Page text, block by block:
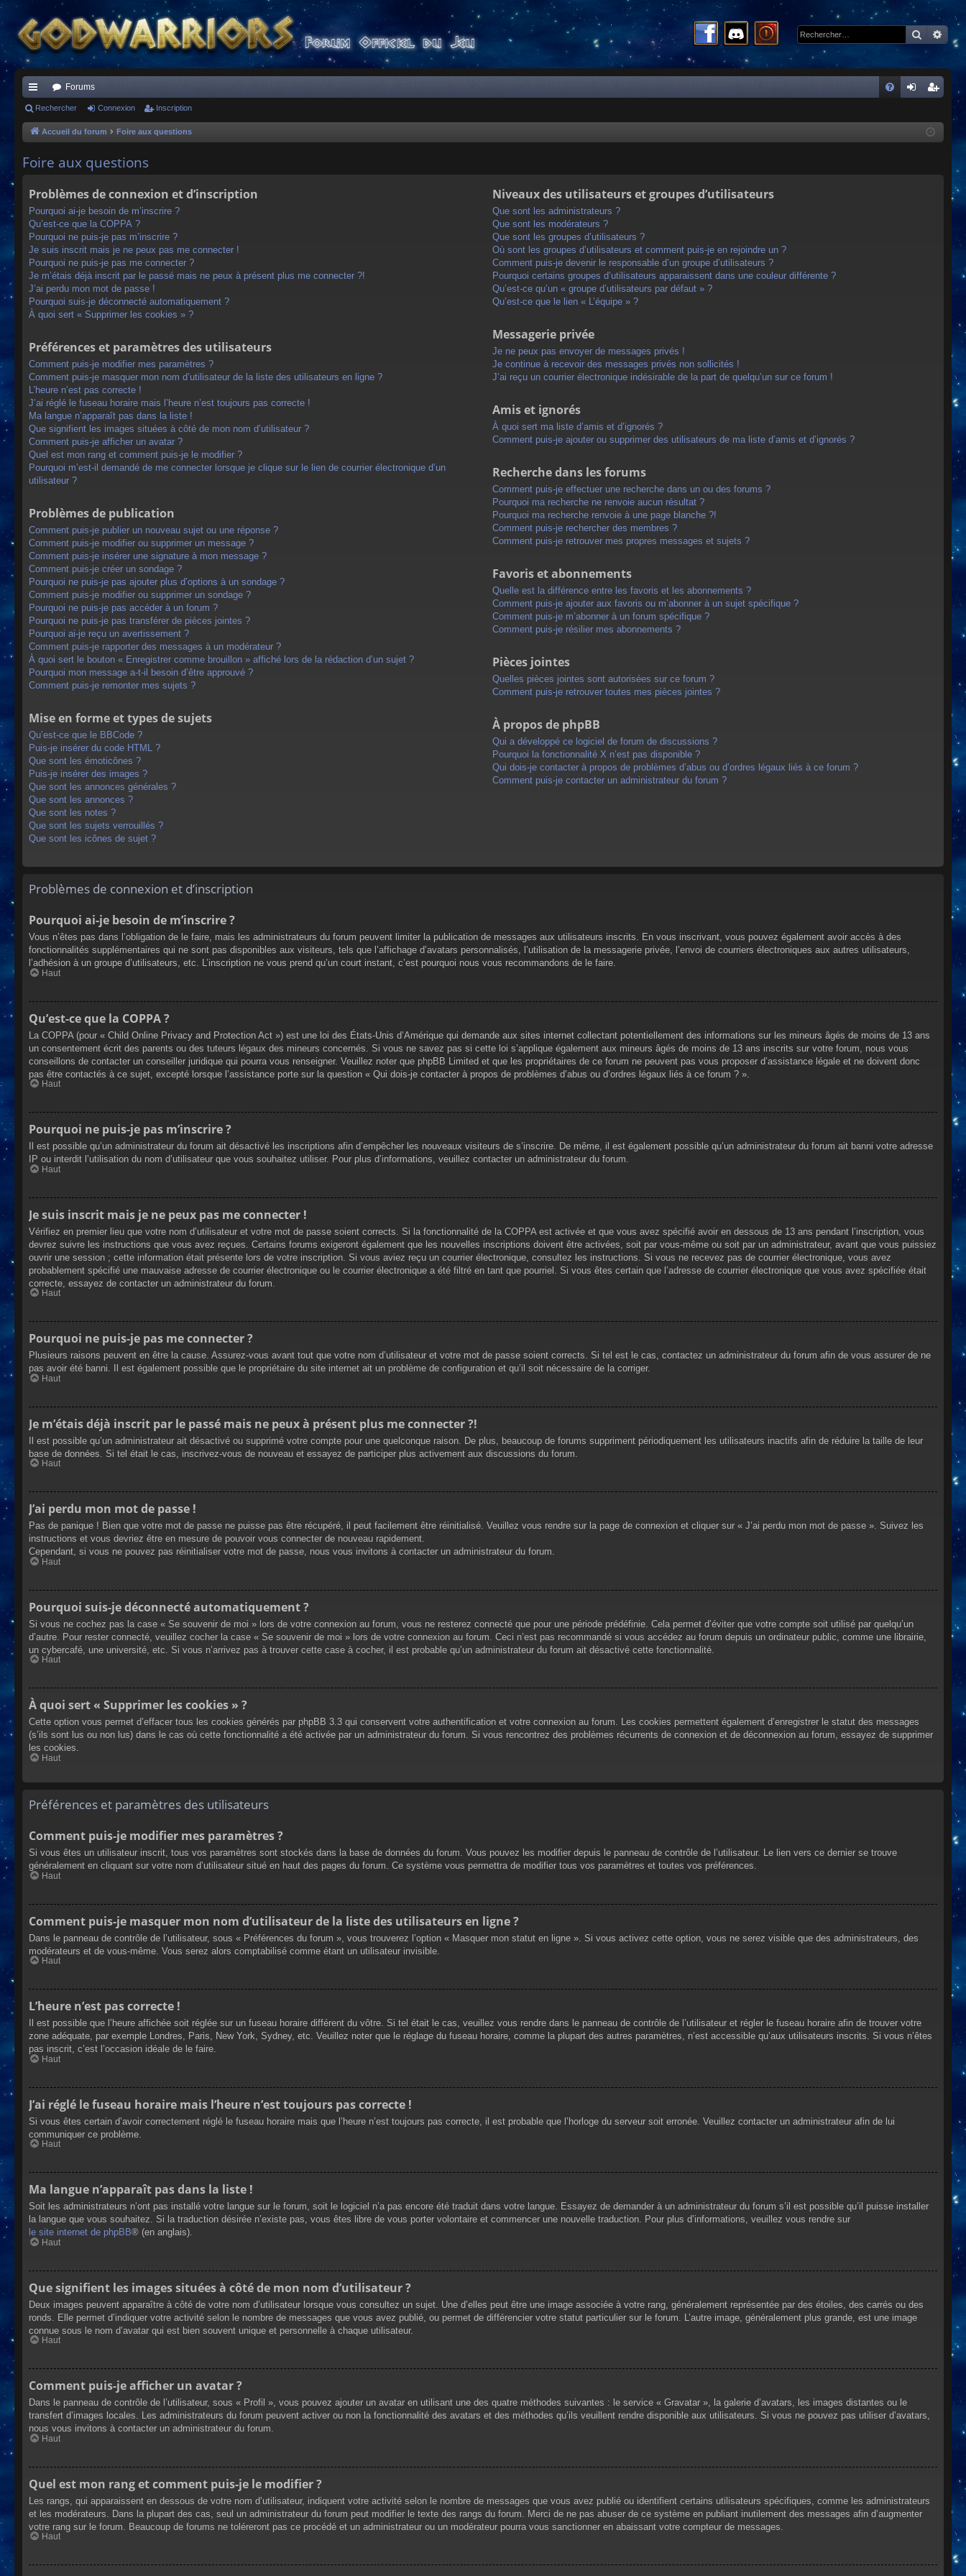
ac
co
s
Forums
cri
Rechercher Connexion Inscription
Accueil du forum Foire aux questions
Foire aux questions
Problèmes de connexion et d’inscription
Pourquoi ai-je besoin de m’inscrire ?
Qu’est-ce que la COPPA ?
Pourquoi ne puis-je pas m’inscrire ?
Je suis inscrit mais je ne peux pas me connecter !
Pourquoi ne puis-je pas me connecter ?
Je m’étais déjà inscrit par le passé mais ne peux à présent plus me connecter ?!
J’ai perdu mon mot de passe !
Pourquoi suis-je déconnecté automatiquement ?
À quoi sert « Supprimer les cookies » ?
Préférences et paramètres des utilisateurs
Comment puis-je modifier mes paramètres ?
Comment puis-je masquer mon nom d’utilisateur de la liste des utilisateurs en ligne ?
L’heure n’est pas correcte !
J’ai réglé le fuseau horaire mais l’heure n’est toujours pas correcte !
Ma langue n’apparaît pas dans la liste !
Que signifient les images situées à côté de mon nom d’utilisateur ?
Comment puis-je afficher un avatar ?
Quel est mon rang et comment puis-je le modifier ?
Pourquoi m’est-il demandé de me connecter lorsque je clique sur le lien de courrier électronique d’un
utilisateur ?
Problèmes de publication
Comment puis-je publier un nouveau sujet ou une réponse ?
Comment puis-je modifier ou supprimer un message ?
Comment puis-je insérer une signature à mon message ?
Comment puis-je créer un sondage ?
Pourquoi ne puis-je pas ajouter plus d’options à un sondage ?
Comment puis-je modifier ou supprimer un sondage ?
Pourquoi ne puis-je pas accéder à un forum ?
Pourquoi ne puis-je pas transférer de pièces jointes ?
Pourquoi ai-je reçu un avertissement ?
Comment puis-je rapporter des messages à un modérateur ?
À quoi sert le bouton « Enregistrer comme brouillon » affiché lors de la rédaction d’un sujet ?
Pourquoi mon message a-t-il besoin d’être approuvé ?
Comment puis-je remonter mes sujets ?
Mise en forme et types de sujets
Qu’est-ce que le BBCode ?
Puis-je insérer du code HTML ?
Que sont les émoticônes ?
Puis-je insérer des images ?
Que sont les annonces générales ?
Que sont les annonces ?
Que sont les notes ?
Que sont les sujets verrouillés ?
Que sont les icônes de sujet ?
Niveaux des utilisateurs et groupes d’utilisateurs
Que sont les administrateurs ?
Que sont les modérateurs ?
Que sont les groupes d’utilisateurs ?
Où sont les groupes d’utilisateurs et comment puis-je en rejoindre un ?
Comment puis-je devenir le responsable d’un groupe d’utilisateurs ?
Pourquoi certains groupes d’utilisateurs apparaissent dans une couleur différente ?
Qu’est-ce qu’un « groupe d’utilisateurs par défaut » ?
Qu’est-ce que le lien « L’équipe » ?
Messagerie privée
Je ne peux pas envoyer de messages privés !
Je continue à recevoir des messages privés non sollicités !
J’ai reçu un courrier électronique indésirable de la part de quelqu’un sur ce forum !
Amis et ignorés
À quoi sert ma liste d’amis et d’ignorés ?
Comment puis-je ajouter ou supprimer des utilisateurs de ma liste d’amis et d’ignorés ?
Recherche dans les forums
Comment puis-je effectuer une recherche dans un ou des forums ?
Pourquoi ma recherche ne renvoie aucun résultat ?
Pourquoi ma recherche renvoie à une page blanche ?!
Comment puis-je rechercher des membres ?
Comment puis-je retrouver mes propres messages et sujets ?
Favoris et abonnements
Quelle est la différence entre les favoris et les abonnements ?
Comment puis-je ajouter aux favoris ou m’abonner à un sujet spécifique ?
Comment puis-je m’abonner à un forum spécifique ?
Comment puis-je résilier mes abonnements ?
Pièces jointes
Quelles pièces jointes sont autorisées sur ce forum ?
Comment puis-je retrouver toutes mes pièces jointes ?
À propos de phpBB
Qui a développé ce logiciel de forum de discussions ?
Pourquoi la fonctionnalité X n’est pas disponible ?
Qui dois-je contacter à propos de problèmes d’abus ou d’ordres légaux liés à ce forum ?
Comment puis-je contacter un administrateur du forum ?
Problèmes de connexion et d’inscription
Pourquoi ai-je besoin de m’inscrire ?
Vous n’êtes pas dans l’obligation de le faire, mais les administrateurs du forum peuvent limiter la publication de messages aux utilisateurs inscrits. En vous inscrivant, vous pouvez également avoir accès à des
fonctionnalités supplémentaires qui ne sont pas disponibles aux visiteurs, tels que l’affichage d’avatars personnalisés, l’utilisation de la messagerie privée, l’envoi de courriers électroniques aux autres utilisateurs,
l’adhésion à un groupe d’utilisateurs, etc. L’inscription ne vous prend qu’un court instant, c’est pourquoi nous vous recommandons de le faire.
Haut
Qu’est-ce que la COPPA ?
La COPPA (pour « Child Online Privacy and Protection Act ») est une loi des États-Unis d’Amérique qui demande aux sites internet collectant potentiellement des informations sur les mineurs âgés de moins de 13 ans
un consentement écrit des parents ou des tuteurs légaux des mineurs concernés. Si vous ne savez pas si cette loi s’applique également aux mineurs âgés de moins de 13 ans inscrits sur votre forum, nous vous
conseillons de contacter un conseiller juridique qui pourra vous renseigner. Veuillez noter que phpBB Limited et que les propriétaires de ce forum ne peuvent pas vous proposer d’assistance légale et ne doivent donc
pas être contactés à ce sujet, excepté lorsque l’assistance porte sur la question « Qui dois-je contacter à propos de problèmes d’abus ou d’ordres légaux liés à ce forum ? ».
Haut
Pourquoi ne puis-je pas m’inscrire ?
Il est possible qu’un administrateur du forum ait désactivé les inscriptions afin d’empêcher les nouveaux visiteurs de s’inscrire. De même, il est également possible qu’un administrateur du forum ait banni votre adresse
IP ou interdit l’utilisation du nom d’utilisateur que vous souhaitez utiliser. Pour plus d’informations, veuillez contacter un administrateur du forum.
Haut
Je suis inscrit mais je ne peux pas me connecter !
Vérifiez en premier lieu que votre nom d’utilisateur et votre mot de passe soient corrects. Si la fonctionnalité de la COPPA est activée et que vous avez spécifié avoir en dessous de 13 ans pendant l’inscription, vous
devrez suivre les instructions que vous avez reçues. Certains forums exigeront également que les nouvelles inscriptions doivent être activées, soit par vous-même ou soit par un administrateur, avant que vous puissiez
ouvrir une session ; cette information était présente lors de votre inscription. Si vous aviez reçu un courrier électronique, consultez les instructions. Si vous ne recevez pas de courrier électronique, vous avez
probablement spécifié une mauvaise adresse de courrier électronique ou le courrier électronique a été filtré en tant que pourriel. Si vous êtes certain que l’adresse de courrier électronique que vous avez spécifiée était
correcte, essayez de contacter un administrateur du forum.
Haut
Pourquoi ne puis-je pas me connecter ?
Plusieurs raisons peuvent en être la cause. Assurez-vous avant tout que votre nom d’utilisateur et votre mot de passe soient corrects. Si tel est le cas, contactez un administrateur du forum afin de vous assurer de ne
pas avoir été banni. Il est également possible que le propriétaire du site internet ait un problème de configuration et qu’il soit nécessaire de la corriger.
Haut
Je m’étais déjà inscrit par le passé mais ne peux à présent plus me connecter ?!
Il est possible qu’un administrateur ait désactivé ou supprimé votre compte pour une quelconque raison. De plus, beaucoup de forums suppriment périodiquement les utilisateurs inactifs afin de réduire la taille de leur
base de données. Si tel était le cas, inscrivez-vous de nouveau et essayez de participer plus activement aux discussions du forum.
Haut
J’ai perdu mon mot de passe !
Pas de panique ! Bien que votre mot de passe ne puisse pas être récupéré, il peut facilement être réinitialisé. Veuillez vous rendre sur la page de connexion et cliquer sur « J’ai perdu mon mot de passe ». Suivez les
instructions et vous devriez être en mesure de pouvoir vous connecter de nouveau rapidement.
Cependant, si vous ne pouvez pas réinitialiser votre mot de passe, nous vous invitons à contacter un administrateur du forum.
Haut
Pourquoi suis-je déconnecté automatiquement ?
Si vous ne cochez pas la case « Se souvenir de moi » lors de votre connexion au forum, vous ne resterez connecté que pour une période prédéfinie. Cela permet d’éviter que votre compte soit utilisé par quelqu’un
d’autre. Pour rester connecté, veuillez cocher la case « Se souvenir de moi » lors de votre connexion au forum. Ceci n’est pas recommandé si vous accédez au forum depuis un ordinateur public, comme une librairie,
un cybercafé, une université, etc. Si vous n’arrivez pas à trouver cette case à cocher, il est probable qu’un administrateur du forum ait désactivé cette fonctionnalité.
Haut
À quoi sert « Supprimer les cookies » ?
Cette option vous permet d’effacer tous les cookies générés par phpBB 3.3 qui conservent votre authentification et votre connexion au forum. Les cookies permettent également d’enregistrer le statut des messages
(s’ils sont lus ou non lus) dans le cas où cette fonctionnalité a été activée par un administrateur du forum. Si vous rencontrez des problèmes récurrents de connexion et de déconnexion au forum, essayez de supprimer
les cookies.
Haut
Préférences et paramètres des utilisateurs
Comment puis-je modifier mes paramètres ?
Si vous êtes un utilisateur inscrit, tous vos paramètres sont stockés dans la base de données du forum. Vous pouvez les modifier depuis le panneau de contrôle de l’utilisateur. Le lien vers ce dernier se trouve
généralement en cliquant sur votre nom d’utilisateur situé en haut des pages du forum. Ce système vous permettra de modifier tous vos paramètres et toutes vos préférences.
Haut
Comment puis-je masquer mon nom d’utilisateur de la liste des utilisateurs en ligne ?
Dans le panneau de contrôle de l’utilisateur, sous « Préférences du forum », vous trouverez l’option « Masquer mon statut en ligne ». Si vous activez cette option, vous ne serez visible que des administrateurs, des
modérateurs et de vous-même. Vous serez alors comptabilisé comme étant un utilisateur invisible.
Haut
L’heure n’est pas correcte !
Il est possible que l’heure affichée soit réglée sur un fuseau horaire différent du vôtre. Si tel était le cas, veuillez vous rendre dans le panneau de contrôle de l’utilisateur et régler le fuseau horaire afin de trouver votre
zone adéquate, par exemple Londres, Paris, New York, Sydney, etc. Veuillez noter que le réglage du fuseau horaire, comme la plupart des autres paramètres, n’est accessible qu’aux utilisateurs inscrits. Si vous n’êtes
pas inscrit, c’est l’occasion idéale de le faire.
Haut
J’ai réglé le fuseau horaire mais l’heure n’est toujours pas correcte !
Si vous êtes certain d’avoir correctement réglé le fuseau horaire mais que l’heure n’est toujours pas correcte, il est probable que l’horloge du serveur soit erronée. Veuillez contacter un administrateur afin de lui
communiquer ce problème.
Haut
Ma langue n’apparaît pas dans la liste !
Soit les administrateurs n’ont pas installé votre langue sur le forum, soit le logiciel n’a pas encore été traduit dans votre langue. Essayez de demander à un administrateur du forum s’il est possible qu’il puisse installer
la langue que vous souhaitez. Si la traduction désirée n’existe pas, vous êtes libre de vous porter volontaire et commencer une nouvelle traduction. Pour plus d’informations, veuillez vous rendre sur
le site internet de phpBB® (en anglais).
Haut
Que signifient les images situées à côté de mon nom d’utilisateur ?
Deux images peuvent apparaître à côté de votre nom d’utilisateur lorsque vous consultez un sujet. Une d’elles peut être une image associée à votre rang, généralement représentée par des étoiles, des carrés ou des
ronds. Elle permet d’indiquer votre activité selon le nombre de messages que vous avez publié, ou permet de différencier votre statut particulier sur le forum. L’autre image, généralement plus grande, est une image
connue sous le nom d’avatar qui est bien souvent unique et personnelle à chaque utilisateur.
Haut
Comment puis-je afficher un avatar ?
Dans le panneau de contrôle de l’utilisateur, sous « Profil », vous pouvez ajouter un avatar en utilisant une des quatre méthodes suivantes : le service « Gravatar », la galerie d’avatars, les images distantes ou le
transfert d’images locales. Les administrateurs du forum peuvent activer ou non la fonctionnalité des avatars et des méthodes qu’ils veuillent rendre disponible aux utilisateurs. Si vous ne pouvez pas utiliser d’avatars,
nous vous invitons à contacter un administrateur du forum.
Haut
Quel est mon rang et comment puis-je le modifier ?
Les rangs, qui apparaissent en dessous de votre nom d’utilisateur, indiquent votre activité selon le nombre de messages que vous avez publié ou identifient certains utilisateurs spécifiques, comme les administrateurs
et les modérateurs. Dans la plupart des cas, seul un administrateur du forum peut modifier le texte des rangs du forum. Merci de ne pas abuser de ce système en publiant inutilement des messages afin d’augmenter
votre rang sur le forum. Beaucoup de forums ne toléreront pas ce procédé et un administrateur ou un modérateur pourra vous sanctionner en abaissant votre compteur de messages.
Haut